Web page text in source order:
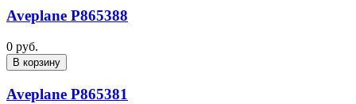
Aveplane P865388
0 руб.
В корзину
Aveplane P865381